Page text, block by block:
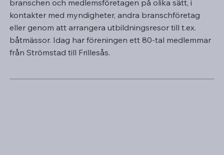
branschen och medlemsföretagen på olika sätt, i
kontakter med myndigheter, andra branschföretag
eller genom att arrangera utbildningsresor till t.ex.
båtmässor. Idag har föreningen ett 80-tal medlemmar
från Strömstad till Frillesås.